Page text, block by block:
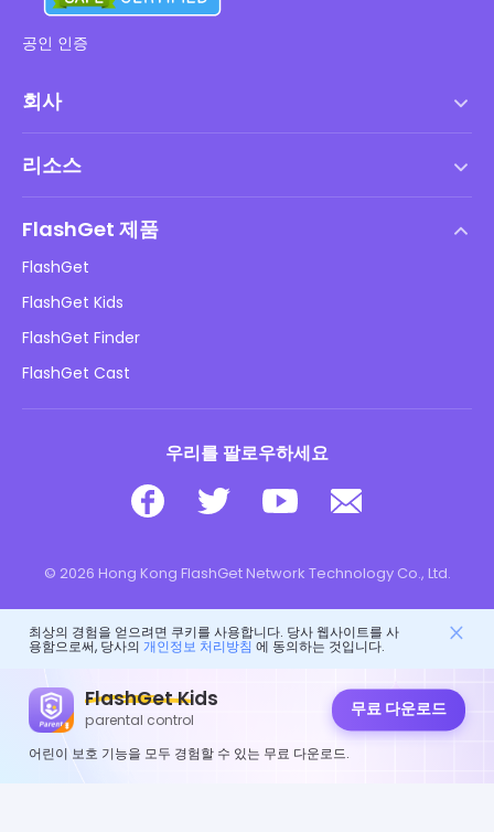
FlashGet Kids
parental control
무료 다운로드
어린이 보호 기능을 모두 경험할 수 있는 무료 다운로드.
공인 인증
회사
DMCA 정책
개인정보 처리방침
광고 정책
내 정보를 판매하지 마십시오
리소스
블로그
아동 온라인 안전
다운로드
FlashGet 제품
FlashGet
FlashGet Kids
FlashGet Finder
FlashGet Cast
우리를 팔로우하세요
© 2026 Hong Kong FlashGet Network Technology Co., Ltd.
최상의 경험을 얻으려면 쿠키를 사용합니다. 당사 웹사이트를 사
용함으로써, 당사의 개인정보 처리방침 에 동의하는 것입니다.